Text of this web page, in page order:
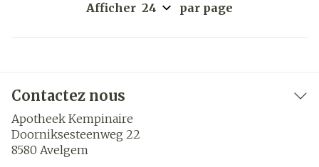
Afficher par page
Contactez nous
Apotheek Kempinaire
Doorniksesteenweg 22
8580 Avelgem